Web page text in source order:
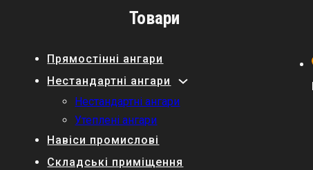
Товари
Прямостінні ангари
Нестандартні ангари
Нестандартні ангари
Утеплені ангари
Навіси промислові
Складські приміщення